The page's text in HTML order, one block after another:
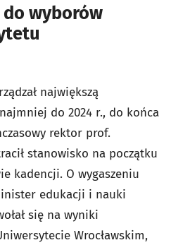
do wyborów
największą
do 2024 r., do końca
rektor prof.
stanowisko na początku
kadencji. O wygaszeniu
edukacji i nauki
się na wyniki
Wrocławskim,